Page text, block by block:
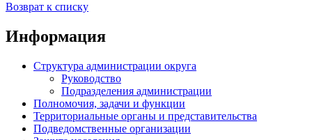
Возврат к списку
Информация
Структура администрации округа
Руководство
Подразделения администрации
Полномочия, задачи и функции
Территориальные органы и представительства
Подведомственные организации